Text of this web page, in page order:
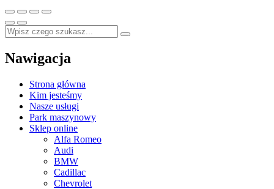
Nawigacja
Strona główna
Kim jesteśmy
Nasze usługi
Park maszynowy
Sklep online
Alfa Romeo
Audi
BMW
Cadillac
Chevrolet